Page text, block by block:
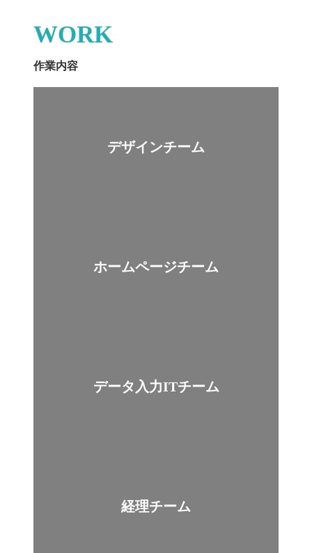
WORK
作業内容
デザインチーム
ホームページチーム
データ入力ITチーム
経理チーム